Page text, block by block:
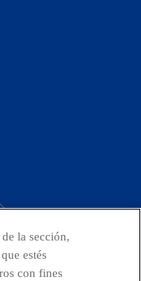
la sección,
estés
con fines